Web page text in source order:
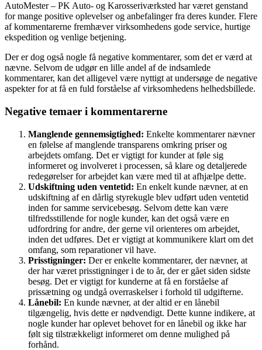
AutoMester – PK Auto- og Karosseriværksted har været genstand
for mange positive oplevelser og anbefalinger fra deres kunder. Flere
af kommentarerne fremhæver virksomhedens gode service, hurtige
ekspedition og venlige betjening.
Der er dog også nogle få negative kommentarer, som det er værd at
nævne. Selvom de udgør en lille andel af de indsamlede
kommentarer, kan det alligevel være nyttigt at undersøge de negative
aspekter for at få en fuld forståelse af virksomhedens helhedsbillede.
Negative temaer i kommentarerne
Manglende gennemsigtighed: Enkelte kommentarer nævner
en følelse af manglende transparens omkring priser og
arbejdets omfang. Det er vigtigt for kunder at føle sig
informeret og involveret i processen, så klare og detaljerede
redegørelser for arbejdet kan være med til at afhjælpe dette.
Udskiftning uden ventetid: En enkelt kunde nævner, at en
udskiftning af en dårlig styrekugle blev udført uden ventetid
inden for samme servicebesøg. Selvom dette kan være
tilfredsstillende for nogle kunder, kan det også være en
udfordring for andre, der gerne vil orienteres om arbejdet,
inden det udføres. Det er vigtigt at kommunikere klart om det
omfang, som reparationer vil have.
Prisstigninger: Der er enkelte kommentarer, der nævner, at
der har været prisstigninger i de to år, der er gået siden sidste
besøg. Det er vigtigt for kunderne at få en forståelse af
prissætning og undgå overraskelser i forhold til udgifterne.
Lånebil: En kunde nævner, at der altid er en lånebil
tilgængelig, hvis dette er nødvendigt. Dette kunne indikere, at
nogle kunder har oplevet behovet for en lånebil og ikke har
følt sig tilstrækkeligt informeret om denne mulighed på
forhånd.